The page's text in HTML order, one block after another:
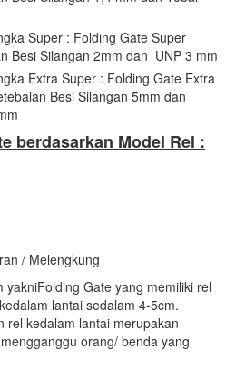
Super : Folding Gate Super
Besi Silangan 2mm dan UNP 3 mm
Extra Super : Folding Gate Extra
Besi Silangan 5mm dan
berdasarkan Model Rel :
/ Melengkung
yakniFolding Gate yang memiliki rel
lantai sedalam 4-5cm.
rel kedalam lantai merupakan
orang/ benda yang